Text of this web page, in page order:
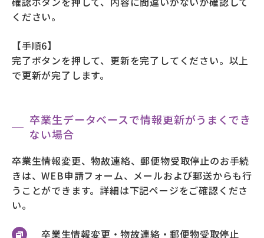
ください。
【手順6】
完了ボタンを押して、更新を完了してください。以上
で更新が完了します。
卒業生データベースで情報更新がうまくでき
ない場合
卒業生情報変更、物故連絡、郵便物受取停止のお手続
きは、WEB申請フォーム、メールおよび郵送からも行
うことができます。詳細は下記ページをご確認くださ
い。
卒業生情報変更・物故連絡・郵便物受取停止